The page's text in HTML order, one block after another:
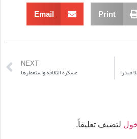
Print
Email
صدرا
NEXT
عسكرة الثقافة واستعمارها
لتضيف تعليقاً.